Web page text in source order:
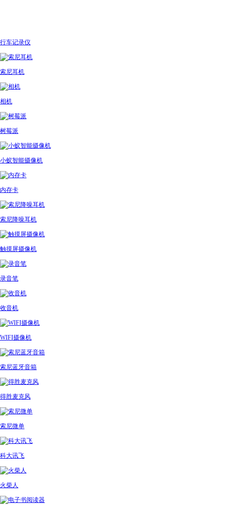
行车记录仪
索尼耳机
相机
树莓派
小蚁智能摄像机
内存卡
索尼降噪耳机
触摸屏摄像机
录音笔
收音机
WIFI摄像机
索尼蓝牙音箱
得胜麦克风
索尼微单
科大讯飞
火柴人